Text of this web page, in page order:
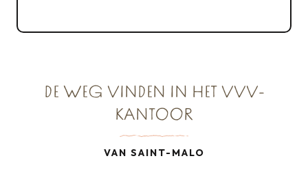
DE WEG VINDEN IN HET VVV-
KANTOOR
VAN SAINT-MALO